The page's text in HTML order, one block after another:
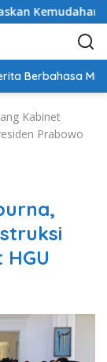
Kemudahan Izin
Berbahasa
Kabinet
Prabowo